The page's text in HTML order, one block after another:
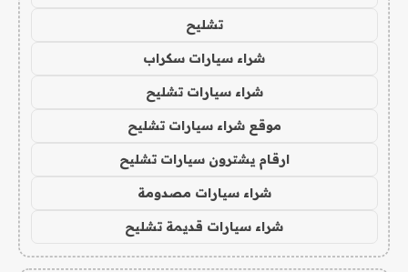
تشليح
شراء سيارات سكراب
شراء سيارات تشليح
موقع شراء سيارات تشليح
ارقام يشترون سيارات تشليح
شراء سيارات مصدومة
شراء سيارات قديمة تشليح